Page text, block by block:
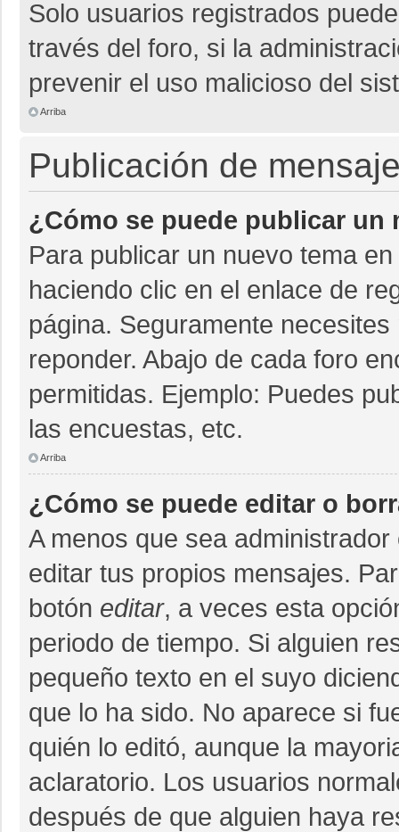
Solo usuarios registrados
través del foro, si la
prevenir el uso malicioso del
Arriba
Publicación de
¿Cómo se puede publicar un
Para publicar un nuevo tema
haciendo clic en el enlace de
página. Seguramente
reponder. Abajo de cada foro
permitidas. Ejemplo: Puedes
las encuestas, etc.
Arriba
¿Cómo se puede editar o
A menos que sea
editar tus propios mensajes.
botón editar, a veces esta
periodo de tiempo. Si alguien
pequeño texto en el suyo
que lo ha sido. No aparece si
quién lo editó, aunque la
aclaratorio. Los usuarios
después de que alguien haya